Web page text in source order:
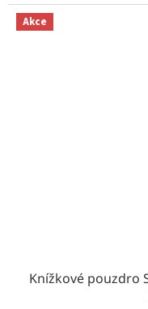
Akce
Knížkové pouzdro